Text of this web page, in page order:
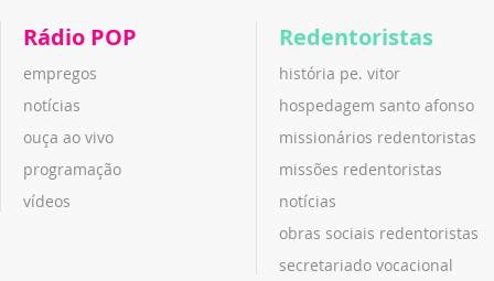
Rádio POP
empregos
notícias
ouça ao vivo
programação
vídeos
Redentoristas
história pe. vitor
hospedagem santo afonso
missionários redentoristas
missões redentoristas
notícias
obras sociais redentoristas
secretariado vocacional